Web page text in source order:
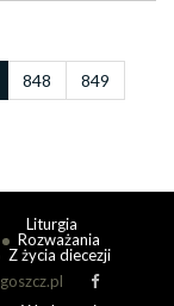
848
849
Liturgia
Rozważania
Z życia diecezji